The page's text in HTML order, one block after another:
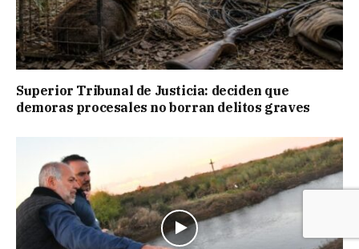
Superior Tribunal de Justicia: deciden que
demoras procesales no borran delitos graves